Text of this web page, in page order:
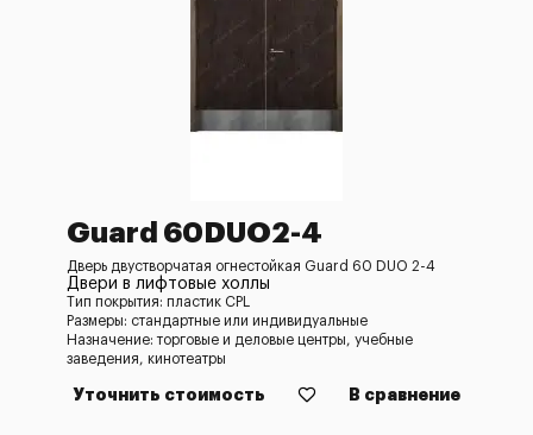
Guard 60DUO2-4
Дверь двустворчатая огнестойкая Guard 60 DUO 2-4
Двери в лифтовые холлы
Тип покрытия: пластик CPL
Размеры: стандартные или индивидуальные
Назначение: торговые и деловые центры, учебные
заведения, кинотеатры
Уточнить стоимость В сравнение